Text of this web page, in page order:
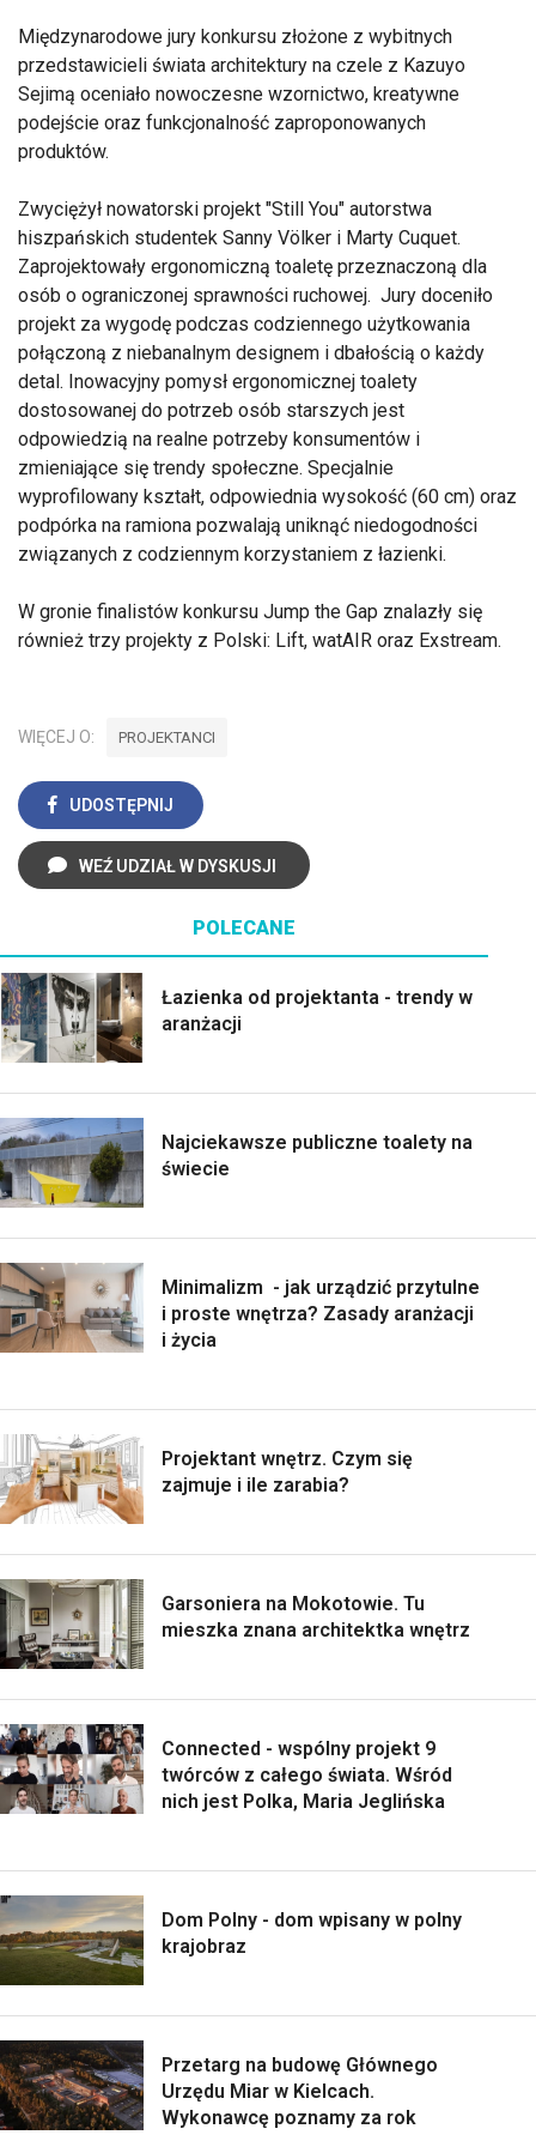
Międzynarodowe jury konkursu złożone z wybitnych
przedstawicieli świata architektury na czele z Kazuyo
Sejimą oceniało nowoczesne wzornictwo, kreatywne
podejście oraz funkcjonalność zaproponowanych
produktów.
Zwyciężył nowatorski projekt "Still You" autorstwa
hiszpańskich studentek Sanny Völker i Marty Cuquet.
Zaprojektowały ergonomiczną toaletę przeznaczoną dla
osób o ograniczonej sprawności ruchowej. Jury doceniło
projekt za wygodę podczas codziennego użytkowania
połączoną z niebanalnym designem i dbałością o każdy
detal. Inowacyjny pomysł ergonomicznej toalety
dostosowanej do potrzeb osób starszych jest
odpowiedzią na realne potrzeby konsumentów i
zmieniające się trendy społeczne. Specjalnie
wyprofilowany kształt, odpowiednia wysokość (60 cm) oraz
podpórka na ramiona pozwalają uniknąć niedogodności
związanych z codziennym korzystaniem z łazienki.
W gronie finalistów konkursu Jump the Gap znalazły się
również trzy projekty z Polski: Lift, watAIR oraz Exstream.
WIĘCEJ O: PROJEKTANCI
UDOSTĘPNIJ
WEŹ UDZIAŁ W DYSKUSJI
POLECANE
Łazienka od projektanta - trendy w
aranżacji
Najciekawsze publiczne toalety na
świecie
Minimalizm - jak urządzić przytulne
i proste wnętrza? Zasady aranżacji
i życia
Projektant wnętrz. Czym się
zajmuje i ile zarabia?
Garsoniera na Mokotowie. Tu
mieszka znana architektka wnętrz
Connected - wspólny projekt 9
twórców z całego świata. Wśród
nich jest Polka, Maria Jeglińska
Dom Polny - dom wpisany w polny
krajobraz
Przetarg na budowę Głównego
Urzędu Miar w Kielcach.
Wykonawcę poznamy za rok